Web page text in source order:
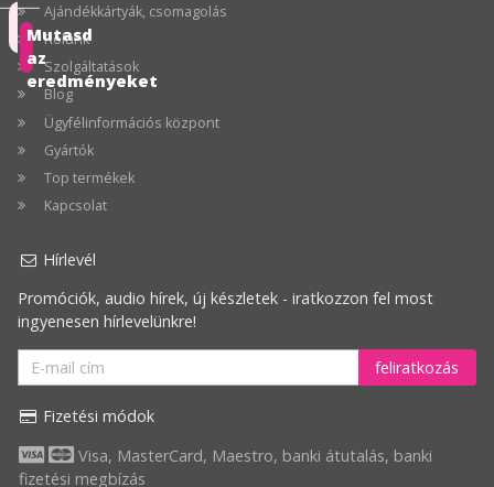
Mutasd
az
eredményeket
Ajánlott
Ár
szerint
növekvő
Ár
szerint
akció
Ajándékkártyák, csomagolás
Rólunk
Szolgáltatások
Blog
Ügyfélinformációs központ
Gyártók
Top termékek
Kapcsolat
Hírlevél
Promóciók, audio hírek, új készletek - iratkozzon fel most
ingyenesen hírlevelünkre!
feliratkozás
Fizetési módok
Visa, MasterCard, Maestro, banki átutalás, banki
fizetési megbízás